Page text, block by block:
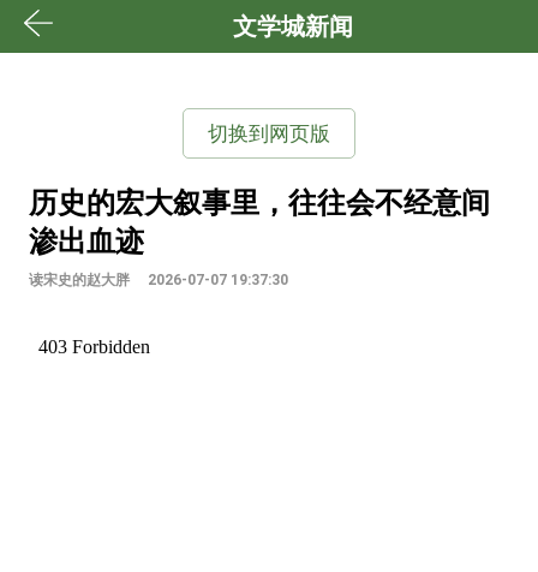
文学城新闻
切换到网页版
历史的宏大叙事里，往往会不经意间
渗出血迹
读宋史的赵大胖 2026-07-07 19:37:30